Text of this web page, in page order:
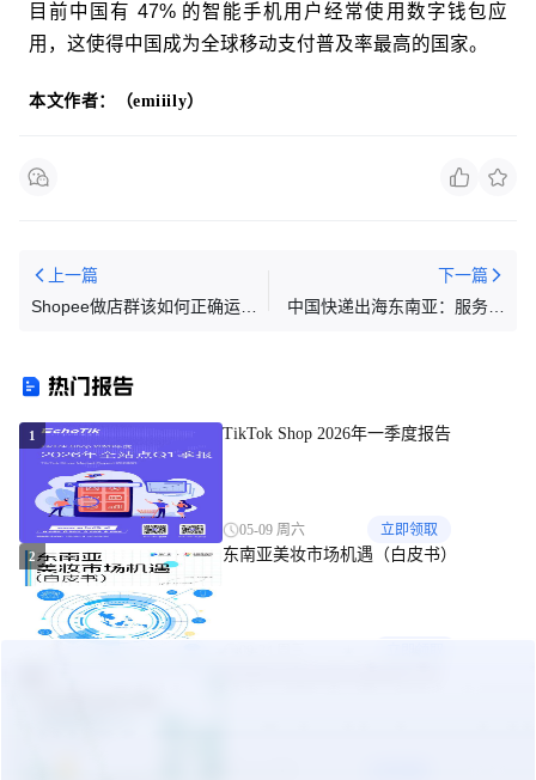
目前中国有 47% 的智能手机用户经常使用数字钱包应
用，这使得中国成为全球移动支付普及率最高的国家。
本文作者：（emiiily）
上一篇
Shopee做店群该如何正确运
下一篇
中国快递出海东南亚：服务赢
热门报告
1 TikTok Shop 2026年一季度报告
05-09 周六 立即领取
2 东南亚美妆市场机遇（白皮书）